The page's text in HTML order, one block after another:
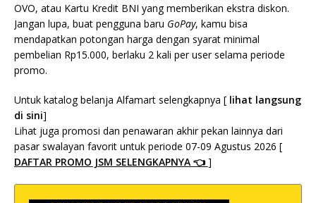
OVO, atau Kartu Kredit BNI yang memberikan ekstra diskon.
Jangan lupa, buat pengguna baru GoPay, kamu bisa
mendapatkan potongan harga dengan syarat minimal
pembelian Rp15.000, berlaku 2 kali per user selama periode
promo.
Untuk katalog belanja Alfamart selengkapnya [ lihat langsung
di sini]
Lihat juga promosi dan penawaran akhir pekan lainnya dari
pasar swalayan favorit untuk periode 07-09 Agustus 2026 [
DAFTAR PROMO JSM SELENGKAPNYA 👈 ]